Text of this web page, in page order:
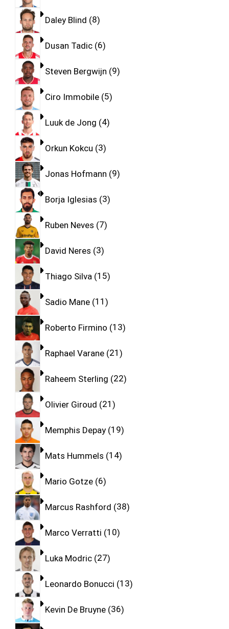
Daley Blind 8
Dusan Tadic 6
Steven Bergwijn 9
Ciro Immobile 5
Luuk de Jong 4
Orkun Kokcu 3
Jonas Hofmann 9
Borja Iglesias 3
Ruben Neves 7
David Neres 3
Thiago Silva 15
Sadio Mane 11
Roberto Firmino 13
Raphael Varane 21
Raheem Sterling 22
Olivier Giroud 21
Memphis Depay 19
Mats Hummels 14
Mario Gotze 6
Marcus Rashford 38
Marco Verratti 10
Luka Modric 27
Leonardo Bonucci 13
Kevin De Bruyne 36